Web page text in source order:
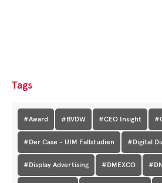
Tags
#Award #BVDW #CEO Insight
#Der Case - UIM Fallstudien #Digital
#Display Advertising #DMEXCO